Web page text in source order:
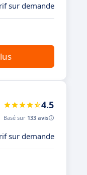
sur demande
4.5
Basé sur 133 avis
sur demande